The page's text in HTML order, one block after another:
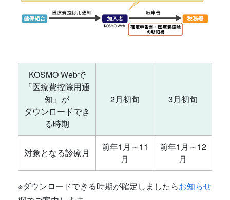
KOSMO Webで
『医療費控除用通
知』が
ダウンロードでき
る時期
2月初旬 3月初旬
対象となる診療月
前年1月～11
月
前年1月～12
月
※ダウンロードできる時期が確定しましたらお知らせ